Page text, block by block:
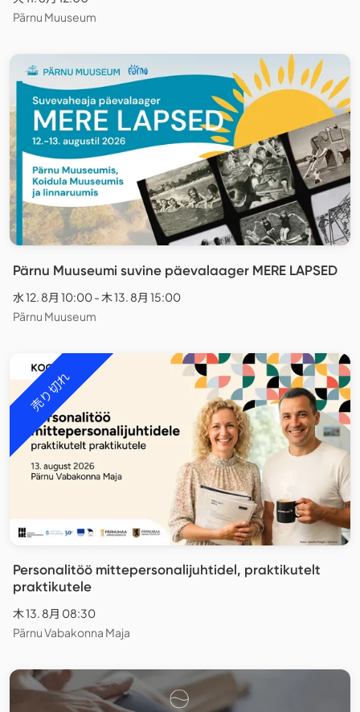
Pärnu Muuseum
Pärnu Muuseumi suvine päevalaager MERE LAPSED
水 12. 8月 10:00 - 木 13. 8月 15:00
Pärnu Muuseum
売り切れ
Personalitöö mittepersonalijuhtidel, praktikutelt
praktikutele
木 13. 8月 08:30
Pärnu Vabakonna Maja